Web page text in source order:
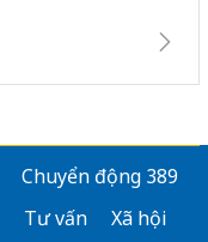
Chuyển động 389
Tư vấn
Xã hội